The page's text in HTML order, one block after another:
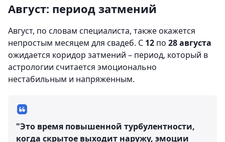
Август: период затмений
Август, по словам специалиста, также окажется
непростым месяцем для свадеб. С 12 по 28 августа
ожидается коридор затмений – период, который в
астрологии считается эмоционально
нестабильным и напряженным.
"Это время повышенной турбулентности,
когда скрытое выходит наружу, эмоции